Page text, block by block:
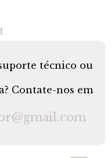
técnico ou
Contate-nos em